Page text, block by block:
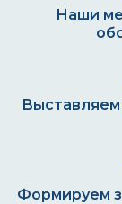
Наши
Выставляем
Формируем